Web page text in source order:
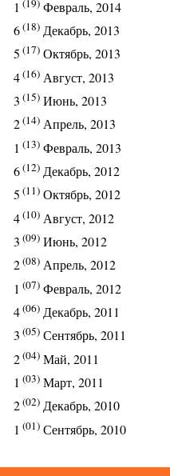
1 (19) Февраль, 2014
6(18) Декабрь, 2013
5 (17) Октябрь, 2013
4(16) Август, 2013
3 (15) Июнь, 2013
2(14) Апрель, 2013
1 (13) Февраль, 2013
6(12) Декабрь, 2012
5 (11) Октябрь, 2012
4(10) Август, 2012
3 (09) Июнь, 2012
2(08) Апрель, 2012
1 (07) Февраль, 2012
4(06) Декабрь, 2011
3 (05) Сентябрь, 2011
2(04) Май, 2011
1 (03) Март, 2011
2(02) Декабрь, 2010
1 (01) Сентябрь, 2010